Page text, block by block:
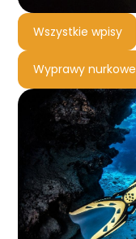
Wszystkie wpisy
Wyprawy